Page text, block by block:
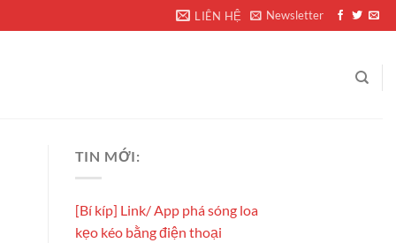
LIÊN HỆ Newsletter
TIN MỚI:
[Bí kíp] Link/ App phá sóng loa
kẹo kéo bằng điện thoại